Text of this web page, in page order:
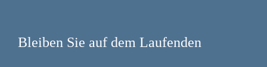
Bleiben Sie auf dem Laufenden